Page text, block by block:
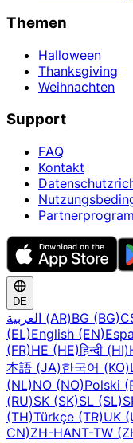
Themen
Halloween
Thanksgiving
Weihnachten
Support
FAQ
Kontakt
DE
العربية (AR)BG (BG)
(EL)English (EN)
(FR)HE (HE)हिन्दी (HI)
本語 (JA)한국어 (KO)
(NL)NO (NO)Polski
(RU)SK (SK)SL (SL)
(TH)Türkçe (TR)UK
CN)ZH-HANT-TW